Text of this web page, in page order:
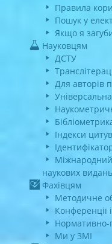
Правила
Пошук у
Якщо я
Науковцям
ДСТУ
Для авторів
Індекси
Міжнародний
наукових видань
Фахівцям
Методичне
Конференції
Нормативно-
Ми у ЗМІ